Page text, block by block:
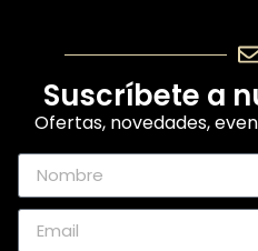
Suscríbete a
Ofertas, novedades,